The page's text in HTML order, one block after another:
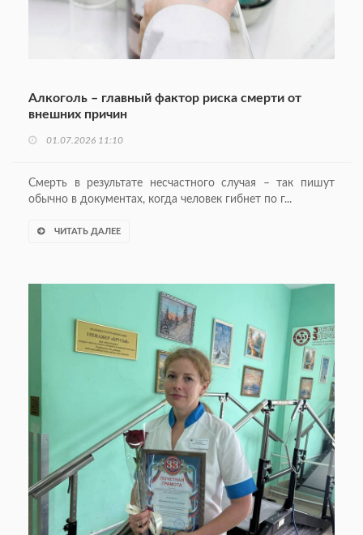
Алкоголь – главный фактор риска смерти от
внешних причин
01.07.2026 11:10
Смерть в результате несчастного случая – так пишут
обычно в документах, когда человек гибнет по г...
ЧИТАТЬ ДАЛЕЕ